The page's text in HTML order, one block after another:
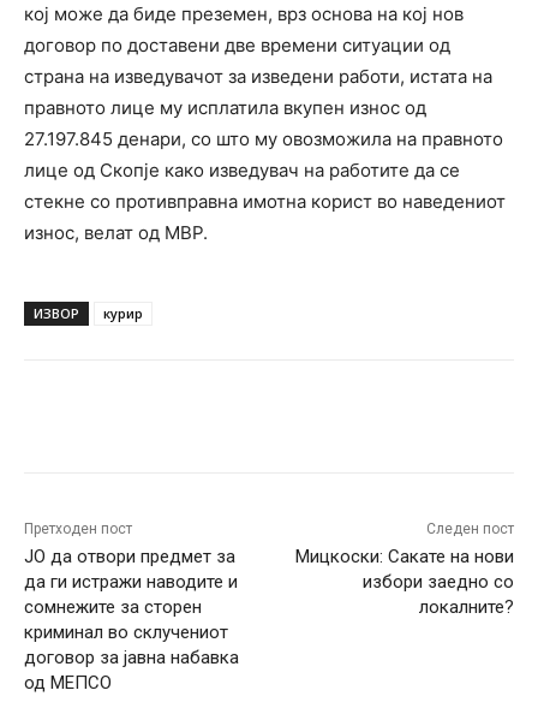
кој може да биде преземен, врз основа на кој нов
договор по доставени две времени ситуации од
страна на изведувачот за изведени работи, истата на
правното лице му исплатила вкупен износ од
27.197.845 денари, со што му овозможила на правното
лице од Скопје како изведувач на работите да се
стекне со противправна имотна корист во наведениот
износ, велат од МВР.
ИЗВОР курир
Претходен пост
ЈО да отвори предмет за
да ги истражи наводите и
сомнежите за сторен
криминал во склучениот
договор за јавна набавка
од МЕПСО
Следен пост
Мицкоски: Сакате на нови
избори заедно со
локалните?